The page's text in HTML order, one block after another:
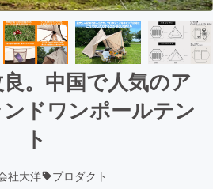
。中国で人気のア
ドワンポールテン
ト
社大洋 プロダクト